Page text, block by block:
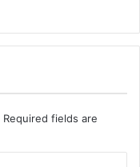
Required fields are